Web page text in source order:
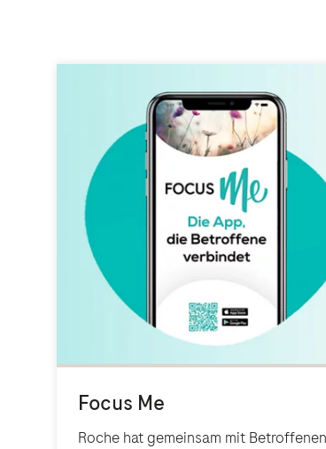
Roche hat gemeinsam mit